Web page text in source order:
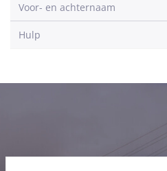
Voor- en achternaam
Hulp